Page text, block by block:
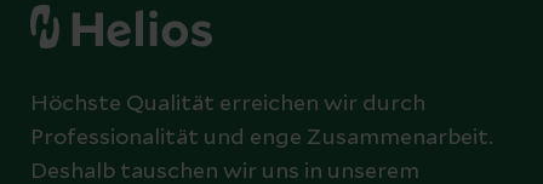
Höchste Qualität erreichen wir durch
Professionalität und enge Zusammenarbeit.
Deshalb tauschen wir uns in unserem